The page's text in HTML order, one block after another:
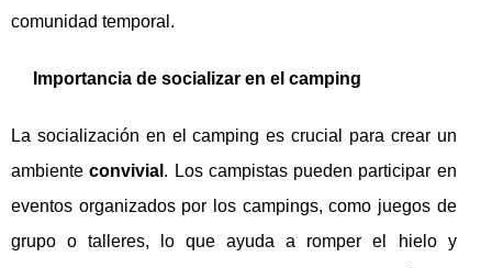
comunidad temporal.
Importancia de socializar en el camping
La socialización en el camping es crucial para crear un
ambienteconvivial . Los campistas pueden participar en
eventos organizados por los campings, como juegos de
grupo o talleres, lo que ayuda a romper el hielo y